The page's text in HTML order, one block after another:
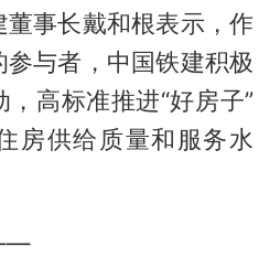
事长戴和根表示，作
与者，中国铁建积极
高标准推进“好房子”
房供给质量和服务水